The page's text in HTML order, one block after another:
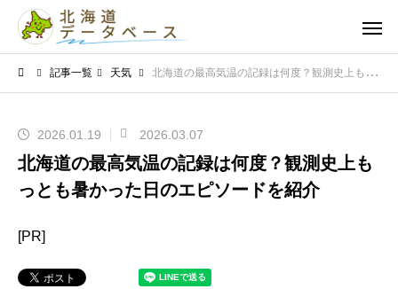
記事一覧 天気 北海道の最高気温の記録は何度？観測史上もっとも暑かった日のエピソードを紹介
2026.01.19 2026.03.07
北海道の最高気温の記録は何度？観測史上も
っとも暑かった日のエピソードを紹介
[PR]